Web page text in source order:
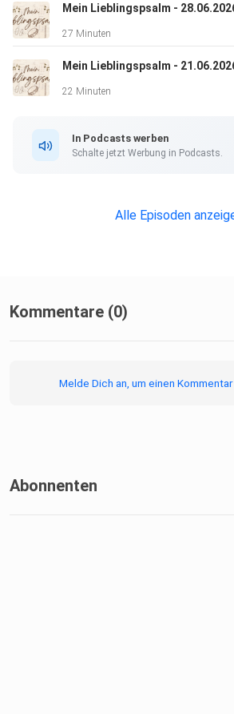
27 Minuten
22 Minuten
In Podcasts werben
Schalte jetzt Werbung in Podcasts.
Alle Episoden
Kommentare (0)
Melde Dich an, um einen
Abonnenten